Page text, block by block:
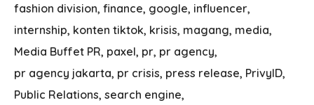
fashion division finance google influencer
internship konten tiktok krisis magang media
Media Buffet PR paxel pr pr agency
pr agency jakarta pr crisis press release PrivyID
Public Relations search engine